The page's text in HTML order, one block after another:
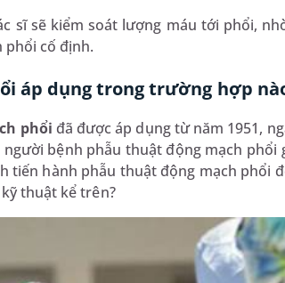
sĩ sẽ kiểm soát lượng máu tới phổi,
phổi cố định.
áp dụng trong trường hợp
phổi đã được áp dụng từ năm 1951,
bệnh phẫu thuật động mạch
tiến hành phẫu thuật động mạch phổi
thuật kể trên?